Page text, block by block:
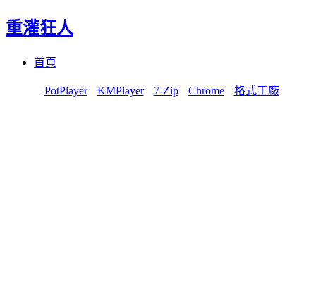
重灌狂人
首頁
PotPlayer KMPlayer 7-Zip Chrome 格式工廠